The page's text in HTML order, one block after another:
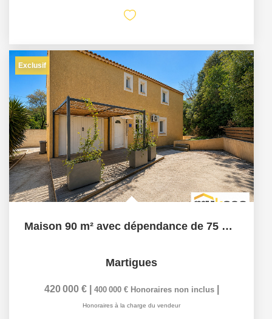
Exclusif
Maison 90 m² avec dépendance de 75 m² ? Martigues
Martigues
420 000 € 400 000 € Honoraires non inclus
Honoraires à la charge du vendeur